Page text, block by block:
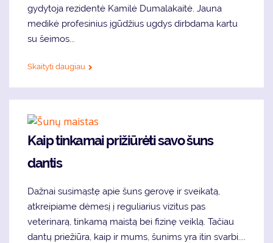
gydytoja rezidentė Kamilė Dumalakaitė. Jauna
medikė profesinius įgūdžius ugdys dirbdama kartu
su šeimos...
Skaityti daugiau
Kaip tinkamai prižiūrėti savo šuns
dantis
Dažnai susimąstę apie šuns gerovę ir sveikatą,
atkreipiame dėmesį į reguliarius vizitus pas
veterinarą, tinkamą maistą bei fizinę veiklą. Tačiau
dantų priežiūra, kaip ir mums, šunims yra itin svarbi....